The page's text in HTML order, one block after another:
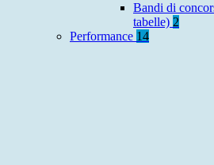
Bandi di
tabelle) 2
Performance 14